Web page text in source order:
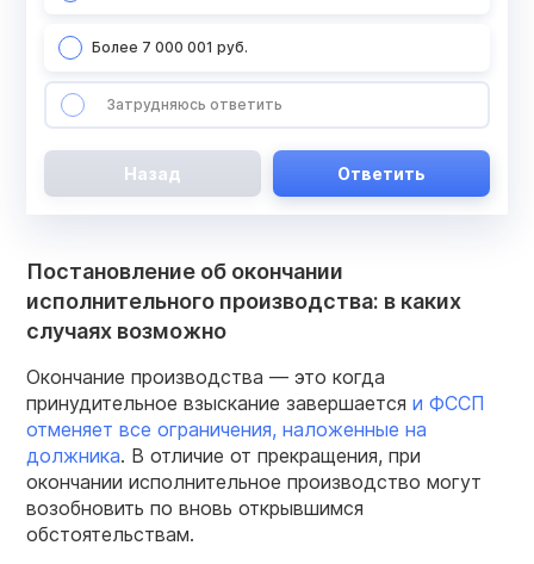
Более 7 000 001 руб.
Затрудняюсь ответить
Назад Ответить
Постановление об окончании
исполнительного производства: в каких
случаях возможно
Окончание производства — это когда
принудительное взыскание завершается и ФССП
отменяет все ограничения, наложенные на
должника. В отличие от прекращения, при
окончании исполнительное производство могут
возобновить по вновь открывшимся
обстоятельствам.